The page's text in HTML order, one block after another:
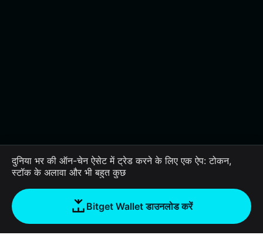
दुनिया भर की ऑन-चेन ऐसेट में ट्रेड करने के लिए एक ऐप: टोकन,
स्टॉक के अलावा और भी बहुत कुछ
Bitget Wallet डाउनलोड करें